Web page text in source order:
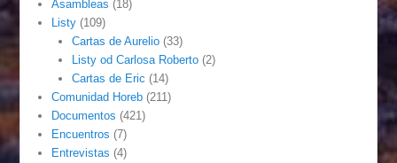
Asambleas (18)
Listy (109)
Cartas de Aurelio(33)
Listy od Carlosa Roberto(2)
Cartas de Eric (14)
Comunidad Horeb (211)
Documentos (421)
Encuentros (7)
Entrevistas (4)